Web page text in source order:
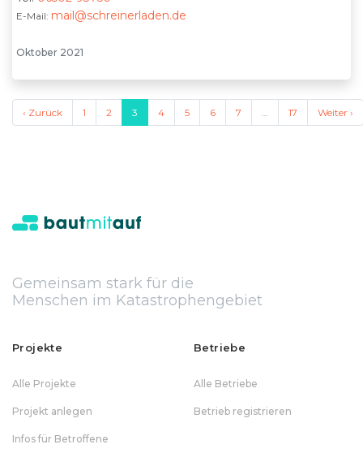
E-Mail: mail@schreinerladen.de
Oktober 2021
‹ Zurück 1 2 3 4 5 6 7 … 17 Weiter ›
Gemeinsam stark für die
Menschen im Katastrophengebiet
Projekte
Alle Projekte
Projekt anlegen
Infos für Betroffene
Betriebe
Alle Betriebe
Betrieb registrieren